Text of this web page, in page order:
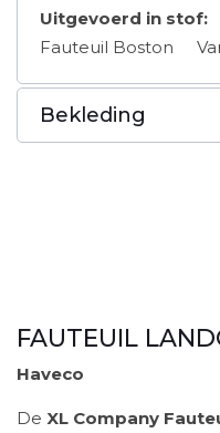
Uitgevoerd in stof:
Fauteuil Boston
Bekleding
FAUTEUIL
Haveco
De XL Company